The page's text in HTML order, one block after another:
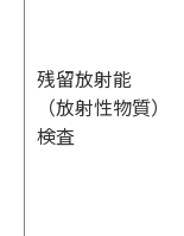
残留放射能
（放射性物質）
検査